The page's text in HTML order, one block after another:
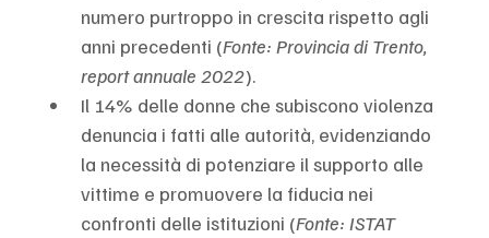
numero purtroppo in crescita rispetto agli
anni precedenti (Fonte: Provincia di Trento,
report annuale 2022).
Il 14% delle donne che subiscono violenza
denuncia i fatti alle autorità, evidenziando
la necessità di potenziare il supporto alle
vittime e promuovere la fiducia nei
confronti delle istituzioni (Fonte: ISTAT